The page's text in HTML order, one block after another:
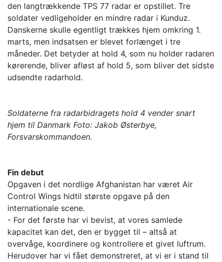
den langtrækkende TPS 77 radar er opstillet. Tre
soldater vedligeholder en mindre radar i Kunduz.
Danskerne skulle egentligt trækkes hjem omkring 1.
marts, men indsatsen er blevet forlænget i tre
måneder. Det betyder at hold 4, som nu holder radaren
kørerende, bliver afløst af hold 5, som bliver det sidste
udsendte radarhold.
Soldaterne fra radarbidragets hold 4 vender snart
hjem til Danmark Foto: Jakob Østerbye,
Forsvarskommandoen.
Fin debut
Opgaven i det nordlige Afghanistan har været Air
Control Wings hidtil største opgave på den
internationale scene.
- For det første har vi bevist, at vores samlede
kapacitet kan det, den er bygget til – altså at
overvåge, koordinere og kontrollere et givet luftrum.
Herudover har vi fået demonstreret, at vi er i stand til